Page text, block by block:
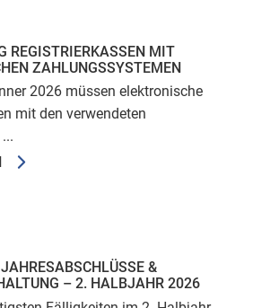
REGISTRIERKASSEN MIT
ZAHLUNGSSYSTEMEN
2026 müssen elektronische
mit den verwendeten
&
– 2. HALBJAHR 2026